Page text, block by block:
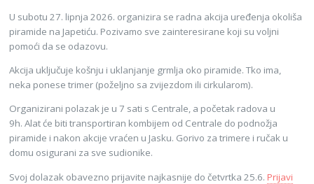
U subotu 27. lipnja 2026. organizira se radna akcija uređenja okoliša
piramide na Japetiću. Pozivamo sve zainteresirane koji su voljni
pomoći da se odazovu.
Akcija uključuje košnju i uklanjanje grmlja oko piramide. Tko ima,
neka ponese trimer (poželjno sa zvijezdom ili cirkularom).
Organizirani polazak je u 7 sati s Centrale, a početak radova u
9h. Alat će biti transportiran kombijem od Centrale do podnožja
piramide i nakon akcije vraćen u Jasku. Gorivo za trimere i ručak u
domu osigurani za sve sudionike.
Svoj dolazak obavezno prijavite najkasnije do četvrtka 25.6.Prijavi